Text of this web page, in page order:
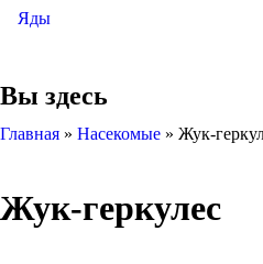
Яды
Вы здесь
Главная » Насекомые » Жук-
Жук-геркулес